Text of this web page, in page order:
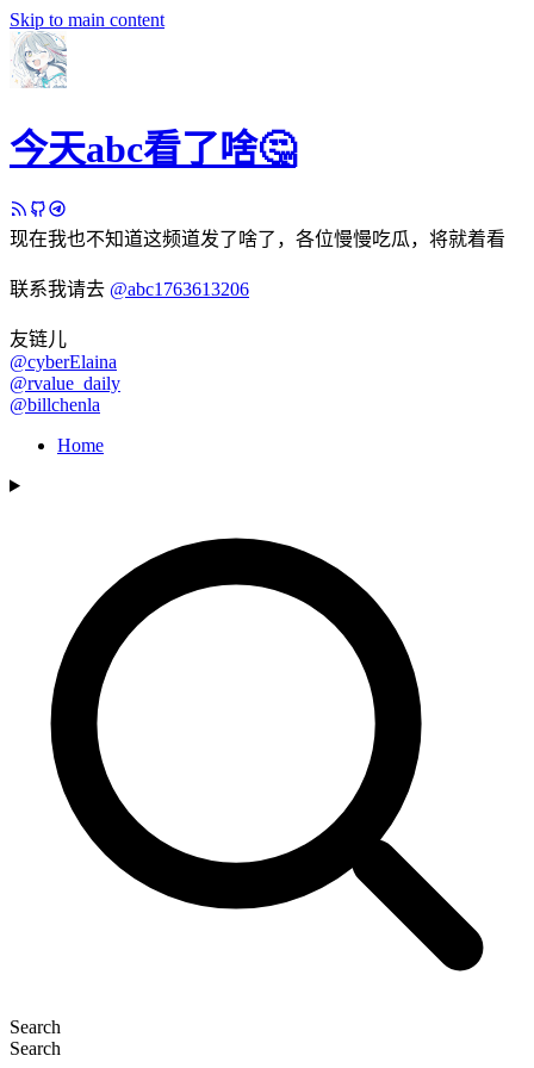
Skip to main content
今天abc看了啥🤔
现在我也不知道这频道发了啥了，各位慢慢吃瓜，将就着看
联系我请去 @abc1763613206
友链儿
@cyberElaina
@rvalue_daily
@billchenla
Home
Search
Search